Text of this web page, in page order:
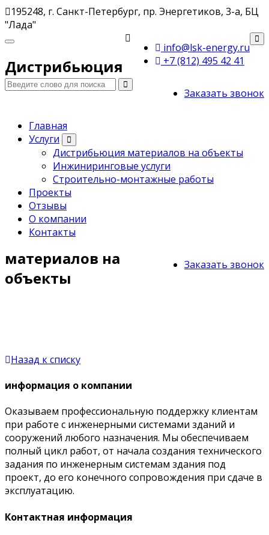
195248, г. Санкт-Петербург, пр. Энергетиков, 3-а, БЦ
"Лада"
info@lsk-energy.ru
+7 (812) 495 42 41
Заказать звонок
Главная
Услуги
Дистрибьюция материалов на объекты
Инжиниринговые услуги
Строительно-монтажные работы
Проекты
Отзывы
О компании
Контакты
Заказать звонок
Дистрибьюция
материалов на
объекты
Назад к списку
информация о компании
Оказываем профессиональную поддержку клиентам
при работе с инженерными системами зданий и
сооружений любого назначения. Мы обеспечиваем
полный цикл работ, от начала создания технического
задания по инженерным системам здания под
проект, до его конечного сопровождения при сдаче в
эксплуатацию.
Контактная информация